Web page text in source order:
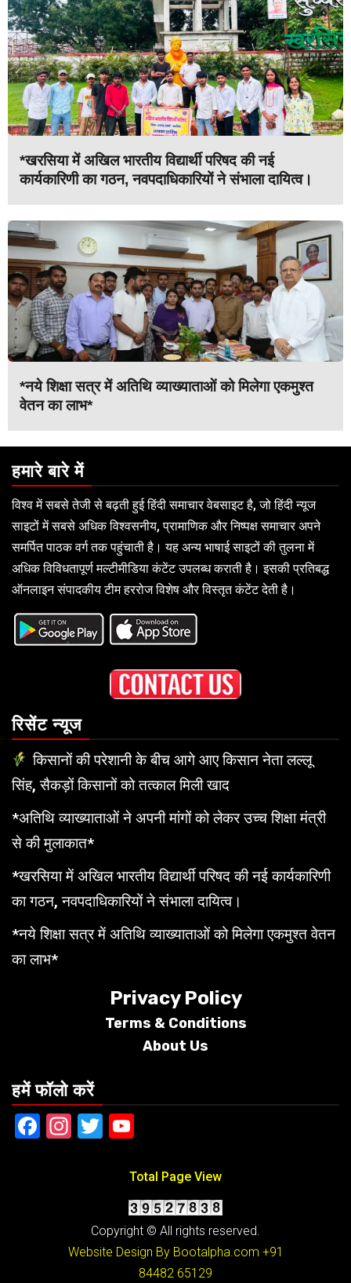
*खरसिया में अखिल भारतीय विद्यार्थी परिषद की नई
कार्यकारिणी का गठन, नवपदाधिकारियों ने संभाला दायित्व।
*नये शिक्षा सत्र में अतिथि व्याख्याताओं को मिलेगा एकमुश्त
वेतन का लाभ*
हमारे बारे में
विश्व में सबसे तेजी से बढ़ती हुई हिंदी समाचार वेबसाइट है, जो हिंदी न्यूज
साइटों में सबसे अधिक विश्वसनीय, प्रामाणिक और निष्पक्ष समाचार अपने
समर्पित पाठक वर्ग तक पहुंचाती है। यह अन्य भाषाई साइटों की तुलना में
अधिक विविधतापूर्ण मल्टीमीडिया कंटेंट उपलब्ध कराती है। इसकी प्रतिबद्ध
ऑनलाइन संपादकीय टीम हररोज विशेष और विस्तृत कंटेंट देती है।
रिसेंट न्यूज
किसानों की परेशानी के बीच आगे आए किसान नेता लल्लू
सिंह, सैकड़ों किसानों को तत्काल मिली खाद
*अतिथि व्याख्याताओं ने अपनी मांगों को लेकर उच्च शिक्षा मंत्री
से की मुलाकात*
*खरसिया में अखिल भारतीय विद्यार्थी परिषद की नई कार्यकारिणी
का गठन, नवपदाधिकारियों ने संभाला दायित्व।
*नये शिक्षा सत्र में अतिथि व्याख्याताओं को मिलेगा एकमुश्त वेतन
का लाभ*
Privacy Policy
Terms & Conditions
About Us
हमें फॉलो करें
Facebook
Instagram
Twitter
Total Page View
Copyright © All rights reserved.
Website Design By Bootalpha.com +91
84482 65129